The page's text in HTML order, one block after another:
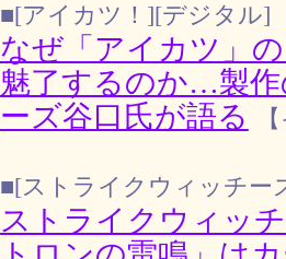
■[アイカツ！][デジタル]
なぜ「アイカツ」
魅了するのか…製
ーズ谷口氏が語る
■[ストライクウィッチー
ストライクウィッ